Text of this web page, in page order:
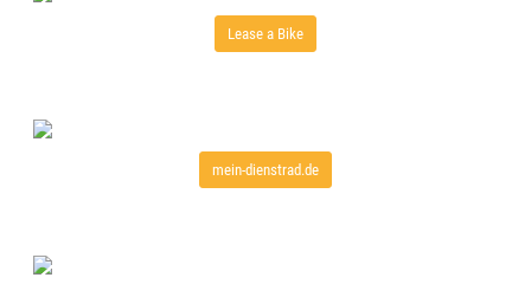
Lease a Bike
mein-dienstrad.de